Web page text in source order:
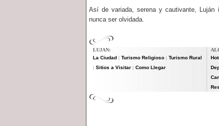
Así de variada, serena y cautivante,
nunca ser olvidada.
LUJAN:
La Ciudad
Turismo Religioso Turismo Rural
Sitios a Visitar Como Llegar